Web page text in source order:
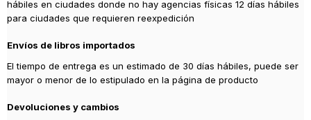
hábiles en ciudades donde no hay agencias físicas 12 días hábiles
para ciudades que requieren reexpedición
Envíos de libros importados
El tiempo de entrega es un estimado de 30 días hábiles, puede ser
mayor o menor de lo estipulado en la página de producto
Devoluciones y cambios